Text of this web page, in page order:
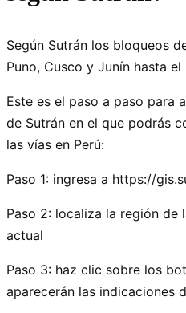
Según Sutrán los bloqueos
Puno, Cusco y Junín hasta el
Este es el paso a paso para
de Sutrán en el que podrás
las vías en Perú:
Paso 1: ingresa a https://
Paso 2: localiza la región de
actual
Paso 3: haz clic sobre los
aparecerán las indicaciones